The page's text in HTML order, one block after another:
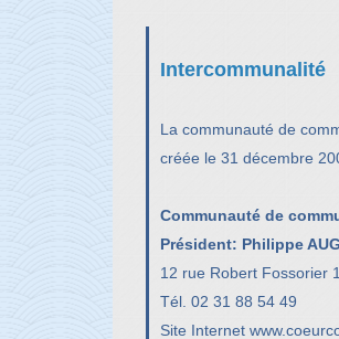
Intercommunalité
La communauté de
créée le 31 décembre
Communauté de
Président: Philippe
12 rue Robert Fossorier
Tél. 02 31 88 54 49
Site Internet